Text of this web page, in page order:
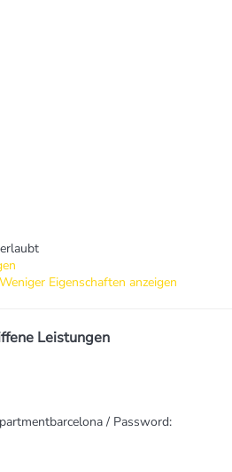
Weniger Eigenschaften anzeigen
Leistungen
/ Password: